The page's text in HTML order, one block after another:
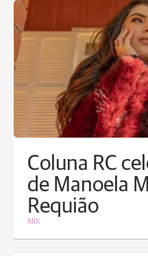
Coluna RC
de Manoela
Requião
MIX